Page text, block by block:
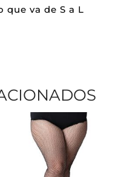
que va de S a L